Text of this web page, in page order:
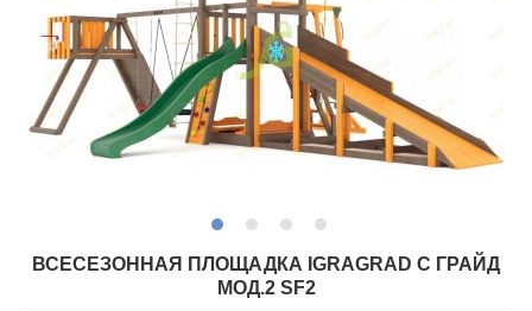
ВСЕСЕЗОННАЯ ПЛОЩАДКА IGRAGRAD С ГРАЙД
МОД.2 SF2